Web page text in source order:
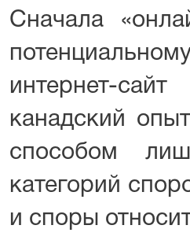
Сначала
интернет-
канадский
способом
категорий
и споры